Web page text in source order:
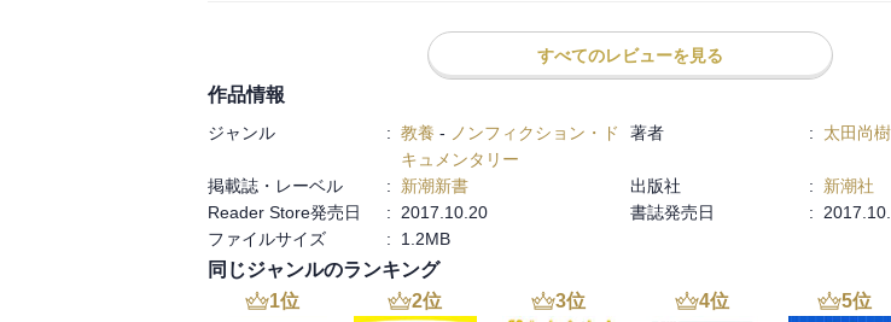
すべてのレビューを見る
作品情報
ジャンル : 教養 - ノンフィクション・ド
キュメンタリー
著者 : 太田尚樹
掲載誌・レーベル : 新潮新書 出版社 :
新潮社
Reader Store発売日
: 2017.10.20 書誌発売日 :
ファイルサイズ
: 1.2MB
同じジャンルのランキング
1位 2位 3位 4位 5位